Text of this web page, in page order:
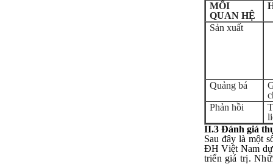
MỐI
QUAN HỆ
Sản xuất
Quảng bá
Phản hồi
II.3 Đánh giá
Sau đây là một
ĐH Việt Nam
triển giá trị.